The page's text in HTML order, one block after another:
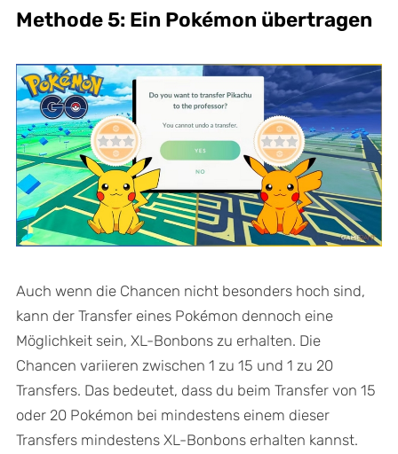
Methode 5: Ein Pokémon übertragen
Auch wenn die Chancen nicht besonders hoch sind,
kann der Transfer eines Pokémon dennoch eine
Möglichkeit sein, XL-Bonbons zu erhalten. Die
Chancen variieren zwischen 1 zu 15 und 1 zu 20
Transfers. Das bedeutet, dass du beim Transfer von 15
oder 20 Pokémon bei mindestens einem dieser
Transfers mindestens XL-Bonbons erhalten kannst.